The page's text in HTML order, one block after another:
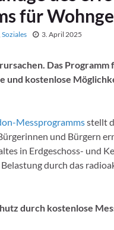
für
Soziales 3. April 2025
Das Programm
und kostenlose
Messprogrammsstellt
und Bürgern
in Erdgeschoss- und
durch das
durch kostenlose